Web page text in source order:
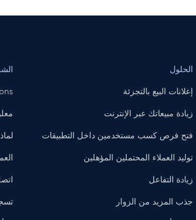
الحلول
إعلانات البيع بالتجزئة
زيادة مبيعاتك عبر الإنترنت
فتح فرص كسب مستخدمين داخل التطبيقات
توليد العملاء المحتملين المؤهلين
زيادة التفاعل
جذب المزيد من الزوار